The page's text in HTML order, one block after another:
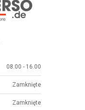
08.00 - 16.00
Zamknięte
Zamknięte